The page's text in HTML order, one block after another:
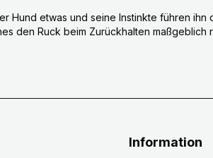
Hund etwas und seine Instinkte führen
den Ruck beim Zurückhalten
Information